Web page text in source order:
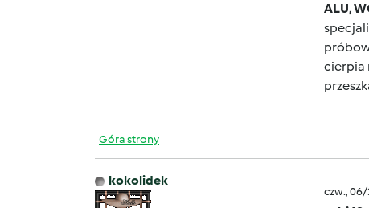
ALU,
cierpia
Góra strony
kokolidek
czw.,